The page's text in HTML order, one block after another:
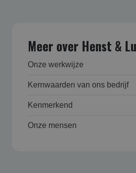
Meer over Henst &
Onze werkwijze
Kernwaarden van ons bedrijf
Kenmerkend
Onze mensen